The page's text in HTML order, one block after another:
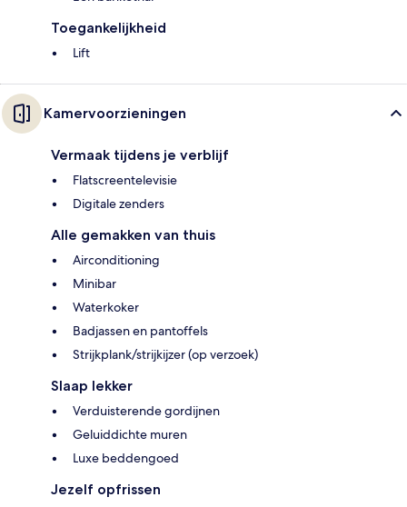
Toegankelijkheid
Lift
Kamervoorzieningen
Vermaak tijdens je verblijf
Flatscreentelevisie
Digitale zenders
Alle gemakken van thuis
Airconditioning
Minibar
Waterkoker
Badjassen en pantoffels
Strijkplank/strijkijzer (op verzoek)
Slaap lekker
Verduisterende gordijnen
Geluiddichte muren
Luxe beddengoed
Jezelf opfrissen